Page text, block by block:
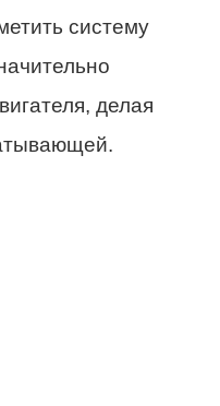
систему
делая